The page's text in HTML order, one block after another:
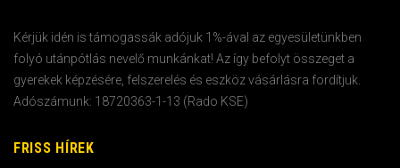
Kérjük idén is támogassák adójuk 1%-ával az egyesületünkben
folyó utánpótlás nevelő munkánkat! Az így befolyt összeget a
gyerekek képzésére, felszerelés és eszköz vásárlásra fordítjuk.
Adószámunk: 18720363-1-13 (Rado KSE)
FRISS HÍREK